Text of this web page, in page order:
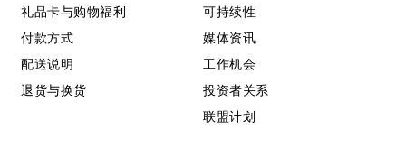
礼品卡与购物福利
付款方式
配送说明
退货与换货
可持续性
媒体资讯
工作机会
投资者关系
联盟计划